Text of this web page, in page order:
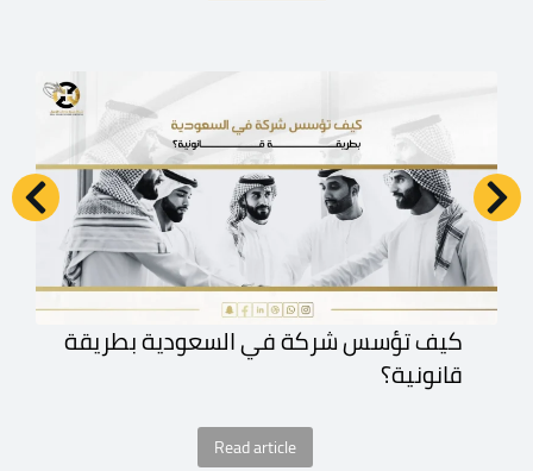
كيف تؤسس شركة في السعودية بطريقة
قانونية؟
Read article